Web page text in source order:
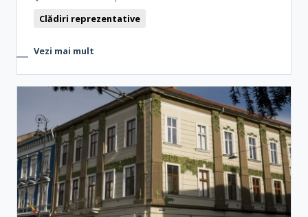
Clădiri reprezentative
Vezi mai mult